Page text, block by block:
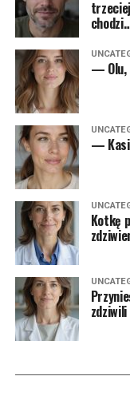
— Olu,
—
Kotkę